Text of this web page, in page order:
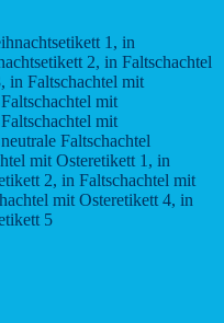
1, in
2, in Faltschachtel
in Faltschachtel mit
mit
mit
Faltschachtel
mit Osteretikett 1, in
2, in Faltschachtel mit
mit Osteretikett 4, in
5